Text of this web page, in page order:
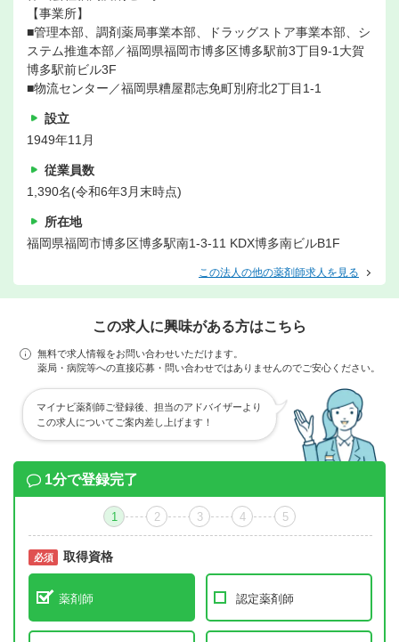
【事業所】
■管理本部、調剤薬局事業本部、ドラッグストア事業本部、シ
ステム推進本部／福岡県福岡市博多区博多駅前3丁目9-1大賀
博多駅前ビル3F
■物流センター／福岡県糟屋郡志免町別府北2丁目1-1
設立
1949年11月
従業員数
1,390名(令和6年3月末時点)
所在地
福岡県福岡市博多区博多駅南1-3-11 KDX博多南ビルB1F
この法人の他の薬剤師求人を見る
この求人に興味がある方はこちら
無料で求人情報をお問い合わせいただけます。
薬局・病院等への直接応募・問い合わせではありませんのでご安心ください。
マイナビ薬剤師ご登録後、担当のアドバイザーより
この求人についてご案内差し上げます！
1分で登録完了
1 2 3 4 5
必須 取得資格
薬剤師 認定薬剤師